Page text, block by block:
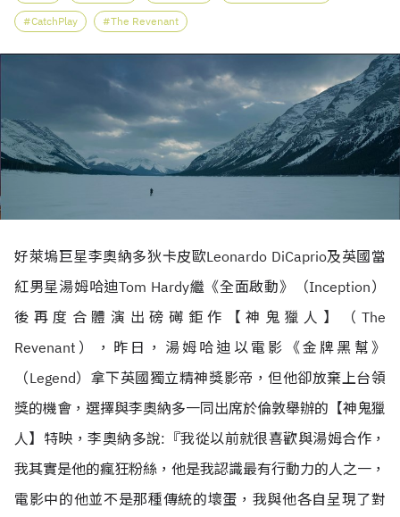
CatchPlay The Revenant
好萊塢巨星李奧納多狄卡皮歐Leonardo DiCaprio及英國當
紅男星湯姆哈迪Tom Hardy繼《全面啟動》（Inception）
後再度合體演出磅礡鉅作【神鬼獵人】（The
Revenant），昨日，湯姆哈迪以電影《金牌黑幫》
（Legend）拿下英國獨立精神獎影帝，但他卻放棄上台領
獎的機會，選擇與李奧納多一同出席於倫敦舉辦的【神鬼獵
人】特映，李奧納多說:『我從以前就很喜歡與湯姆合作，
我其實是他的瘋狂粉絲，他是我認識最有行動力的人之一，
電影中的他並不是那種傳統的壞蛋，我與他各自呈現了對